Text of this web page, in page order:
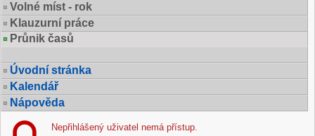
Volné míst - rok
Klauzurní práce
Průnik časů
Úvodní stránka
Kalendář
Nápověda
Nepřihlášený uživatel nemá přístup.